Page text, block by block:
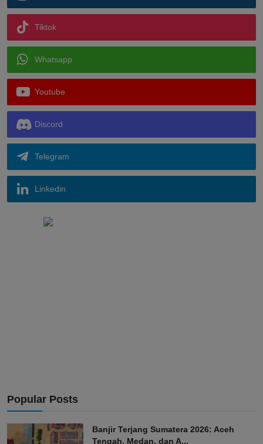
Tiktok
Whatsapp
Youtube
Discord
Telegram
Linkedin
Popular Posts
Banjir Terjang Sumatera 2026: Aceh
Tengah, Medan, dan A...